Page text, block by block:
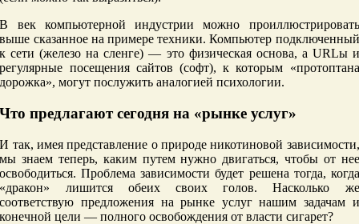
В век компьютерной индустрии можно проиллюстрировать
выше сказанное на примере техники. Компьютер подключенный
к сети (железо на сленге) — это физическая основа, а URLы и
регулярные посещения сайтов (софт), к которым «протоптана
дорожка», могут послужить аналогией психологии.
Что предлагают сегодня на «рынке услуг»
И так, имея представление о природе никотиновой зависимости,
мы знаем теперь, каким путем нужно двигаться, чтобы от нее
освободиться. Проблема зависимости будет решена тогда, когда
«дракон» лишится обеих своих голов. Насколько же
соответствую предложения на рынке услуг нашим задачам и
конечной цели — полного освобождения от власти сигарет?